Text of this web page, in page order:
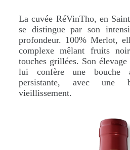
La cuvée RéVinTho, en
se distingue par son
profondeur. 100% Merlot,
complexe mêlant fruits
touches grillées. Son
lui confère une bouche
persistante, avec une
vieillissement.